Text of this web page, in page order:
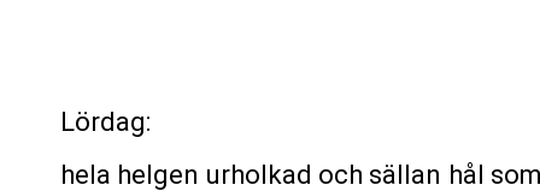
Lördag:
hela helgen urholkad och sällan hål